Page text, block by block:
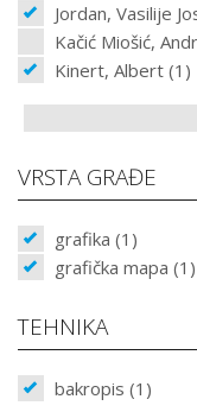
Jordan, Vasilije
Kačić Miošić,
Kinert, Albert (1)
VRSTA GRAĐE
grafika (1)
grafička mapa (1)
TEHNIKA
bakropis (1)